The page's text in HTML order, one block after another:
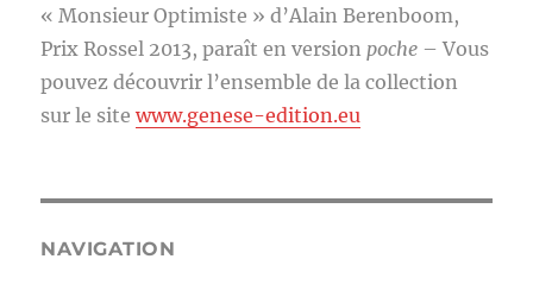
« Monsieur Optimiste » d’Alain Berenboom,
Prix Rossel 2013, paraît en version poche – Vous
pouvez découvrir l’ensemble de la collection
sur le sitewww.genese-edition.eu
NAVIGATION